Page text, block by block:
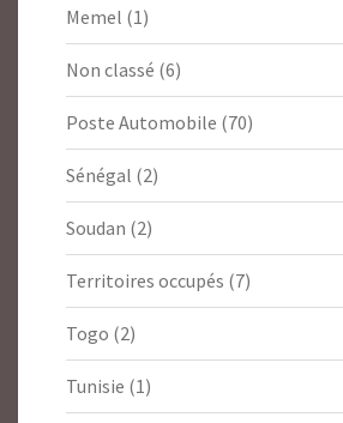
Memel (1)
Non classé (6)
Poste Automobile (70)
Sénégal (2)
Soudan (2)
Territoires occupés (7)
Togo (2)
Tunisie (1)